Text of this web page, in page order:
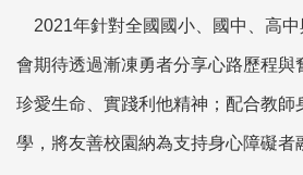
2021年針對全國國小、國中、高中
會期待透過漸凍勇者分享心路歷程與
珍愛生命、實踐利他精神；配合教師
學，將友善校園納為支持身心障礙者